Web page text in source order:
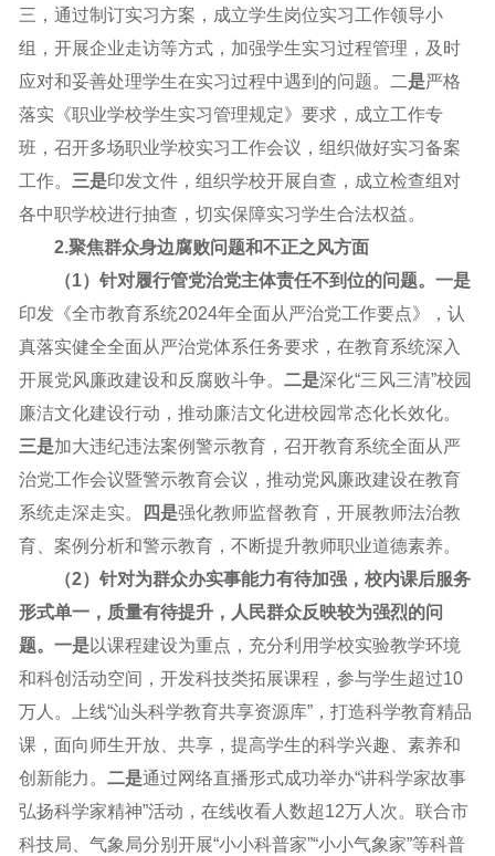
三，通过制订实习方案，成立学生岗位实习工作领导小
组，开展企业走访等方式，加强学生实习过程管理，及时
应对和妥善处理学生在实习过程中遇到的问题。二是严格
落实《职业学校学生实习管理规定》要求，成立工作专
班，召开多场职业学校实习工作会议，组织做好实习备案
工作。 三是印发文件，组织学校开展自查，成立检查组对
各中职学校进行抽查，切实保障实习学生合法权益。
2.聚焦群众身边腐败问题和不正之风方面
（1）针对履行管党治党主体责任不到位的问题。一是
印发《全市教育系统2024年全面从严治党工作要点》，认
真落实健全全面从严治党体系任务要求，在教育系统深入
开展党风廉政建设和反腐败斗争。 二是深化“三风三清”校园
廉洁文化建设行动，推动廉洁文化进校园常态化长效化。
三是加大违纪违法案例警示教育，召开教育系统全面从严
治党工作会议暨警示教育会议，推动党风廉政建设在教育
系统走深走实。
四是强化教师监督教育，开展教师法治教
育、案例分析和警示教育，不断提升教师职业道德素养。
（2）针对为群众办实事能力有待加强，校内课后服务
形式单一，质量有待提升，人民群众反映较为强烈的问
题。一是以课程建设为重点，充分利用学校实验教学环境
和科创活动空间，开发科技类拓展课程，参与学生超过10
万人。上线“汕头科学教育共享资源库”，打造科学教育精品
课，面向师生开放、共享，提高学生的科学兴趣、素养和
创新能力。 二是通过网络直播形式成功举办“讲科学家故事
弘扬科学家精神”活动，在线收看人数超12万人次。联合市
科技局、气象局分别开展“小小科普家”“小小气象家”等科普